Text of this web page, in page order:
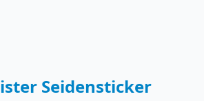
Seidensticker